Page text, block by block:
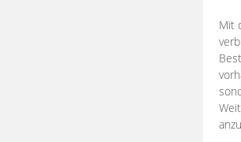
Mit